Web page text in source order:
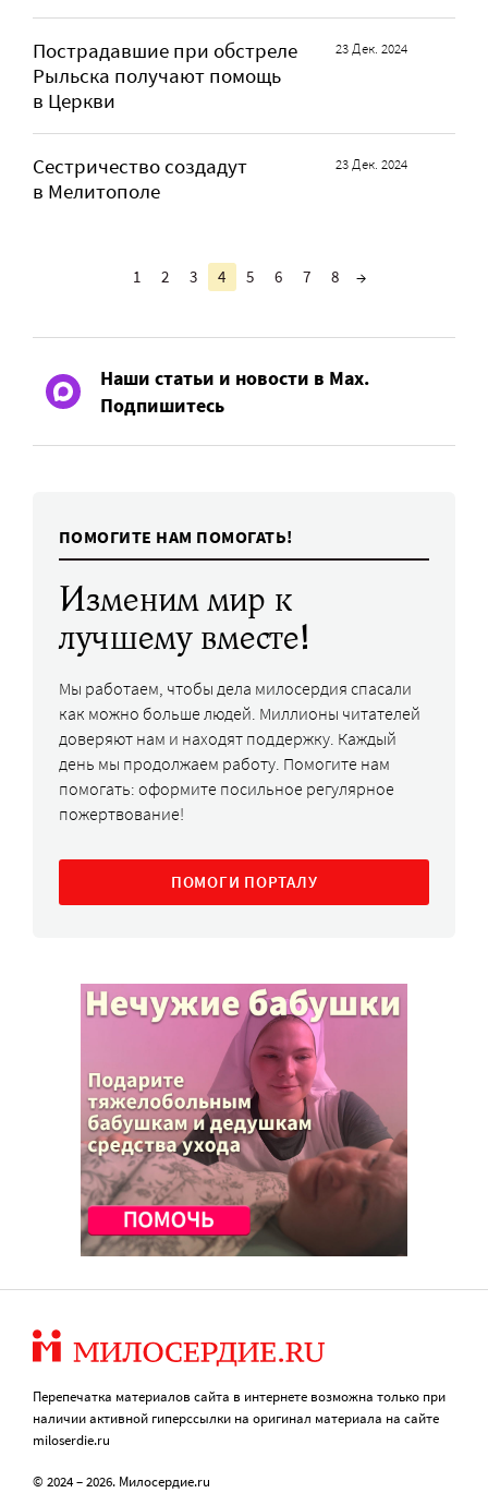
Пострадавшие при обстреле
Рыльска получают помощь
в Церкви
23 Дек. 2024
Сестричество создадут
в Мелитополе
23 Дек. 2024
1 2 3 4 5 6 7 8 →
Наши статьи и новости в Max.
Подпишитесь
ПОМОГИТЕ НАМ ПОМОГАТЬ!
Изменим мир к
лучшему вместе!
Мы работаем, чтобы дела милосердия спасали
как можно больше людей. Миллионы читателей
доверяют нам и находят поддержку. Каждый
день мы продолжаем работу. Помогите нам
помогать: оформите посильное регулярное
пожертвование!
ПОМОГИ ПОРТАЛУ
Перепечатка материалов сайта в интернете возможна только при
наличии активной гиперссылки на оригинал материала на сайте
miloserdie.ru
© 2024 – 2026. Милосердие.ru